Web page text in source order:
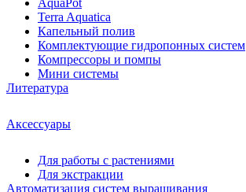
AquaPot
Terra Aquatica
Капельный полив
Комплектующие гидропонных систем
Компрессоры и помпы
Мини системы
Литература
Аксессуары
Для работы с растениями
Для экстракции
Автоматизация систем выращивания